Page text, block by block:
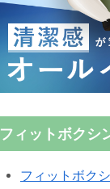
フィットボクシ
フィットボク